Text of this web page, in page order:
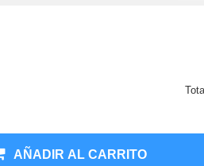
AÑADIR AL CARRITO